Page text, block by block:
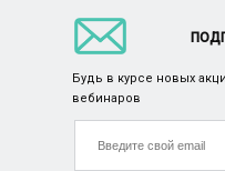
Будь в курсе новых
вебинаров